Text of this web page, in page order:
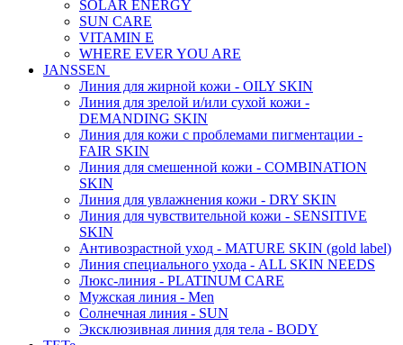
SOLAR ENERGY
SUN CARE
VITAMIN E
WHERE EVER YOU ARE
JANSSEN
Линия для жирной кожи - OILY SKIN
Линия для зрелой и/или сухой кожи -
DEMANDING SKIN
Линия для кожи с проблемами пигментации -
FAIR SKIN
Линия для смешенной кожи - COMBINATION
SKIN
Линия для увлажнения кожи - DRY SKIN
Линия для чувствительной кожи - SENSITIVE
SKIN
Антивозрастной уход - MATURE SKIN (gold label)
Линия специального ухода - ALL SKIN NEEDS
Люкс-линия - PLATINUM CARE
Мужская линия - Men
Солнечная линия - SUN
Эксклюзивная линия для тела - BODY